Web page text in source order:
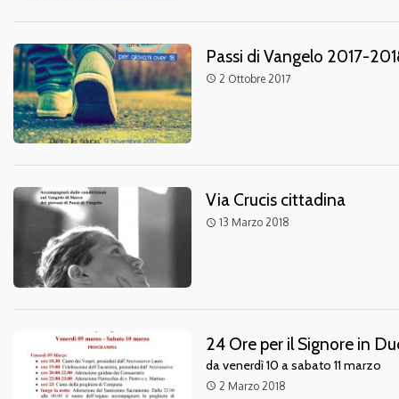
Passi di Vangelo 2017-
access_time 2 Ottobre 2017
Via Crucis cittadina
access_time 13 Marzo 2018
24 Ore per il Signore in
da venerdì 10 a sabato 11 marzo
access_time 2 Marzo 2018